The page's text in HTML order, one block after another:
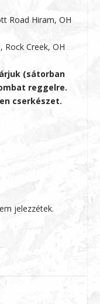
Road Hiram, OH
Rock Creek, OH
(sátorban
reggelre.
cserkészet.
jelezzétek.